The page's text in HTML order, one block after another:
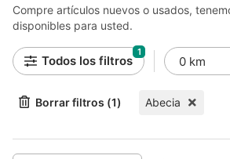
Compre artículos nuevos o usados,
disponibles para usted.
Todos los filtros
1
Borrar filtros (1) Abecia